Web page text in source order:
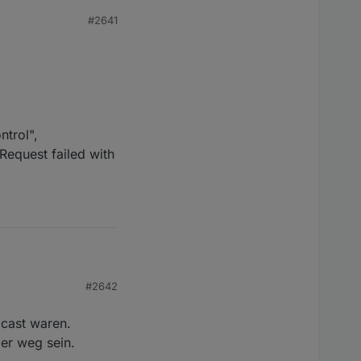
#2641
failed with
====
#2642
waren.
weg sein.